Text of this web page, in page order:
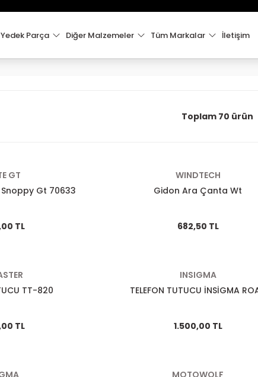
2000 TL VE ÜZERİ KARGO ÜCRETSİZ !
Parça Diğer Malzemeler Tüm Markalar İletişim
Toplam 70 ürün
GT
Gt 70633
TL
WINDTECH
Gidon Ara Çanta Wt
682,50 TL
TT-820
TL
INSIGMA
TELEFON TUTUCU İNSİGMA
1.500,00 TL
MOTOWOLF